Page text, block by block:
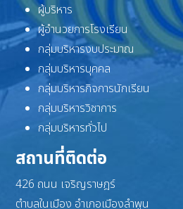
ผู้บริหาร
ผู้อำนวยการโรงเรียน
กลุ่มบริหารงบประมาณ
กลุ่มบริหารบุคคล
กลุ่มบริหารกิจการนักเรียน
กลุ่มบริหารวิชาการ
กลุ่มบริหารทั่วไป
สถานที่ติดต่อ
426 ถนน เจริญราษฎร์
ตำบลในเมือง อำเภอเมืองลำพูน